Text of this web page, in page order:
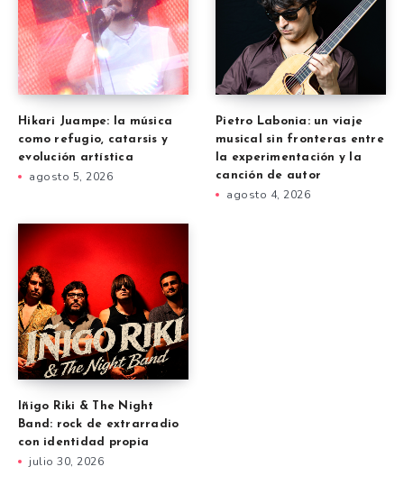
Hikari Juampe: la música
como refugio, catarsis y
evolución artística
agosto 5, 2026
Pietro Labonia: un viaje
musical sin fronteras entre
la experimentación y la
canción de autor
agosto 4, 2026
Iñigo Riki & The Night
Band: rock de extrarradio
con identidad propia
julio 30, 2026